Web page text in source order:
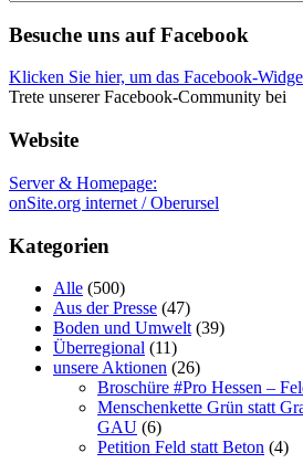
Besuche uns auf Facebook
Klicken Sie hier, um das Facebook-
Trete unserer Facebook-Community bei
Website
Server & Homepage:
onSite.org internet / Oberursel
Kategorien
Alle (500)
Aus der Presse (47)
Boden und Umwelt (39)
Überregional (11)
unsere Aktionen (26)
Broschüre #Pro Hessen –
Menschenkette Grün statt
GAU (6)
Petition Feld statt Beton (4)